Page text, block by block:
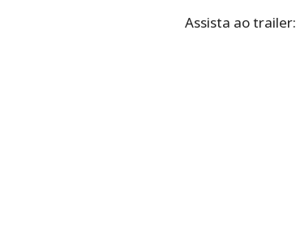
Assista ao trailer: